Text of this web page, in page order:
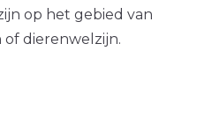
op het gebied van
dierenwelzijn.